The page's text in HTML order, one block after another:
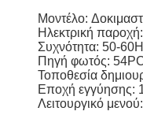
Μοντέλο:
Ηλεκτρική
Συχνότητα: 50-
Πηγή φωτός:
Τοποθεσία
Εποχή εγγύησης:
Λειτουργικό